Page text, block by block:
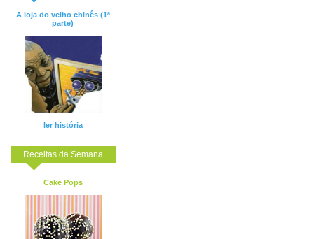
A loja do velho chinês (1ª
parte)
ler história
Receitas da Semana
Cake Pops